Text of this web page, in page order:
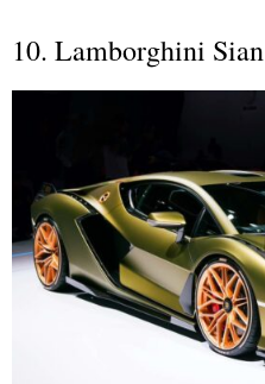
10. Lamborghini Sian